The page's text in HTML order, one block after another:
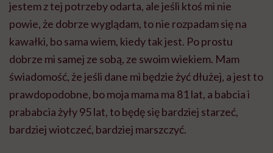
jestem z tej potrzeby odarta, ale jeśli ktoś mi nie
powie, że dobrze wyglądam, to nie rozpadam się na
kawałki, bo sama wiem, kiedy tak jest. Po prostu
dobrze mi samej ze sobą, ze swoim wiekiem. Mam
świadomość, że jeśli dane mi będzie żyć dłużej, a jest to
prawdopodobne, bo moja mama ma 81 lat, a babcia i
prababcia żyły 95 lat, to będę się bardziej starzeć,
bardziej wiotczeć, bardziej marszczyć.